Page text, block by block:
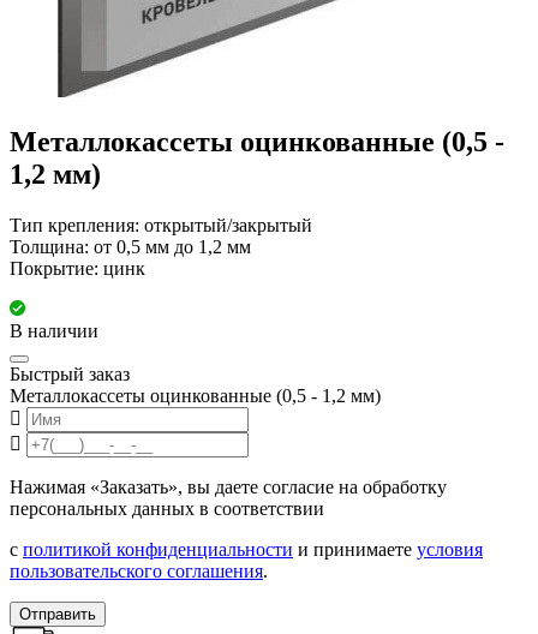
Металлокассеты оцинкованные (0,5 -
1,2 мм)
Тип крепления: открытый/закрытый
Толщина: от 0,5 мм до 1,2 мм
Покрытие: цинк
В наличии
Быстрый заказ
Металлокассеты оцинкованные (0,5 - 1,2 мм)
Нажимая «Заказать», вы даете согласие на обработку
персональных данных в соответствии
с политикой конфиденциальности и принимаете условия
пользовательского соглашения.
Отправить